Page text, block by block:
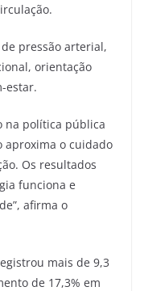
pressão arterial,
orientação
estar.
na política pública
aproxima o cuidado
Os resultados
funciona e
afirma o
mais de 9,3
de 17,3% em